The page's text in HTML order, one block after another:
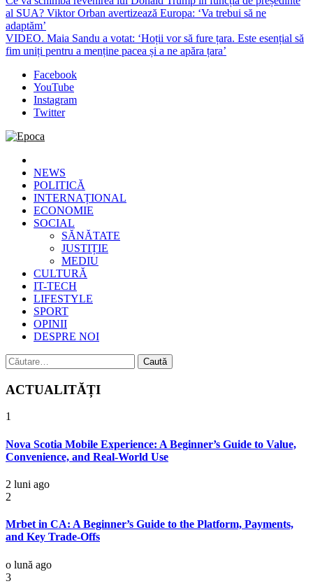
al SUA? Viktor Orban avertizează Europa: ‘Va trebui să ne
adaptăm’
VIDEO. Maia Sandu a votat: ‘Hoții vor să fure țara. Este esențial să
fim uniți pentru a menține pacea și a ne apăra țara’
Facebook
YouTube
Instagram
Twitter
Epoca
Cele mai noi știri online din România
NEWS
POLITICĂ
INTERNAȚIONAL
ECONOMIE
SOCIAL
SĂNĂTATE
JUSTIȚIE
MEDIU
CULTURĂ
IT-TECH
LIFESTYLE
SPORT
OPINII
DESPRE NOI
Caută
după:
ACTUALITĂȚI
1
Nova Scotia Mobile Experience: A Beginner’s Guide to Value,
Convenience, and Real-World Use
2 luni ago
2
Mrbet in CA: A Beginner’s Guide to the Platform, Payments,
and Key Trade-Offs
o lună ago
3